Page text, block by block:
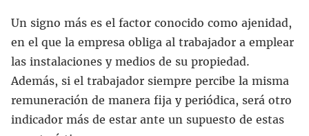
Un signo más es el factor conocido como ajenidad,
en el que la empresa obliga al trabajador a emplear
las instalaciones y medios de su propiedad.
Además, si el trabajador siempre percibe la misma
remuneración de manera fija y periódica, será otro
indicador más de estar ante un supuesto de estas